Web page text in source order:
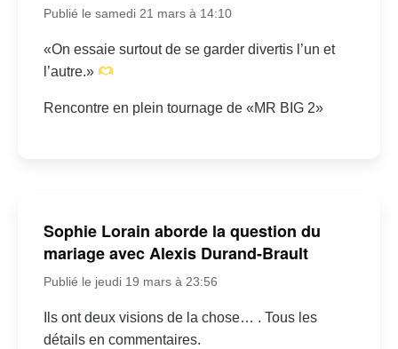
Publié le samedi 21 mars à 14:10
«On essaie surtout de se garder divertis l’un et
l’autre.»
Rencontre en plein tournage de «MR BIG 2»
Sophie Lorain aborde la question du
mariage avec Alexis Durand-Brault
Publié le jeudi 19 mars à 23:56
Ils ont deux visions de la chose… . Tous les
détails en commentaires.